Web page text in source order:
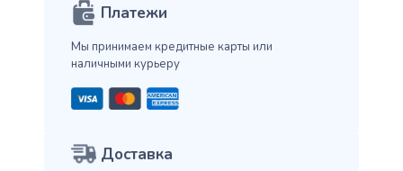
Платежи
Мы принимаем кредитные карты или
наличными курьеру
Доставка